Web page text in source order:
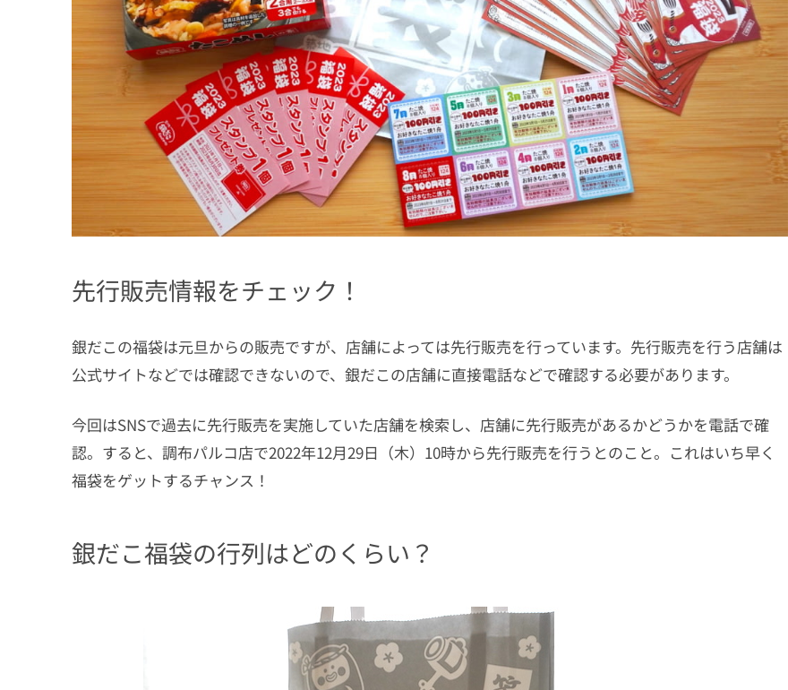
先行販売情報をチェック！
銀だこの福袋は元旦からの販売ですが、店舗によっては先行販売を行っています。先行販売を行う店舗は
公式サイトなどでは確認できないので、銀だこの店舗に直接電話などで確認する必要があります。
今回はSNSで過去に先行販売を実施していた店舗を検索し、店舗に先行販売があるかどうかを電話で確
認。すると、調布パルコ店で2022年12月29日（木）10時から先行販売を行うとのこと。これはいち早く
福袋をゲットするチャンス！
銀だこ福袋の行列はどのくらい？